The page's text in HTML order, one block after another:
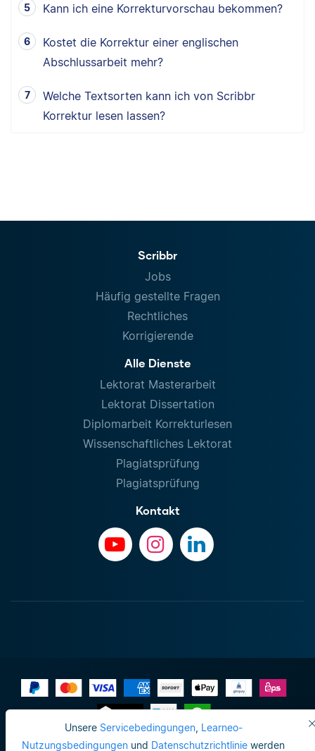
Unsere Servicebedingungen, Learneo-
Nutzungsbedingungen und Datenschutzrichtlinie werden
Kann ich eine Korrekturvorschau bekommen?
Kostet die Korrektur einer englischen
Abschlussarbeit mehr?
Welche Textsorten kann ich von Scribbr
Korrektur lesen lassen?
Scribbr
Jobs
Häufig gestellte Fragen
Rechtliches
Korrigierende
Alle Dienste
Lektorat Masterarbeit
Lektorat Dissertation
Diplomarbeit Korrekturlesen
Wissenschaftliches Lektorat
Plagiatsprüfung
Plagiatsprüfung
Kontakt
Impressum